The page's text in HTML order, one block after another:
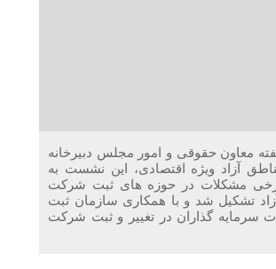
معاون حقوقی و امور مجلس دبیرخانه
آزاد ویژه اقتصادی، این نشست به
مشکلات در حوزه های ثبت شرکت
تشکیل شد و با همکاری سازمان ثبت
سرمایه گذاران در تغییر و ثبت شرکت